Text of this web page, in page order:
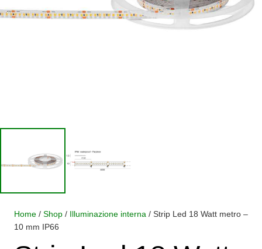
Home / Shop / Illuminazione interna / Strip Led 18 Watt metro –
10 mm IP66